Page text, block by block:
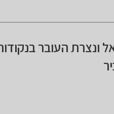
ונצרת העובר